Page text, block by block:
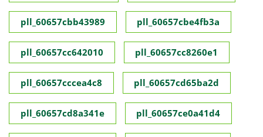
pll_60657cbb43989 pll_60657cbe4fb3a
pll_60657cc642010 pll_60657cc8260e1
pll_60657cccea4c8 pll_60657cd65ba2d
pll_60657cd8a341e pll_60657ce0a41d4